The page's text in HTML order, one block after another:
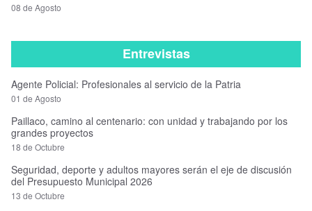
08 de Agosto
Entrevistas
Agente Policial: Profesionales al servicio de la Patria
01 de Agosto
Paillaco, camino al centenario: con unidad y trabajando por los
grandes proyectos
18 de Octubre
Seguridad, deporte y adultos mayores serán el eje de discusión
del Presupuesto Municipal 2026
13 de Octubre